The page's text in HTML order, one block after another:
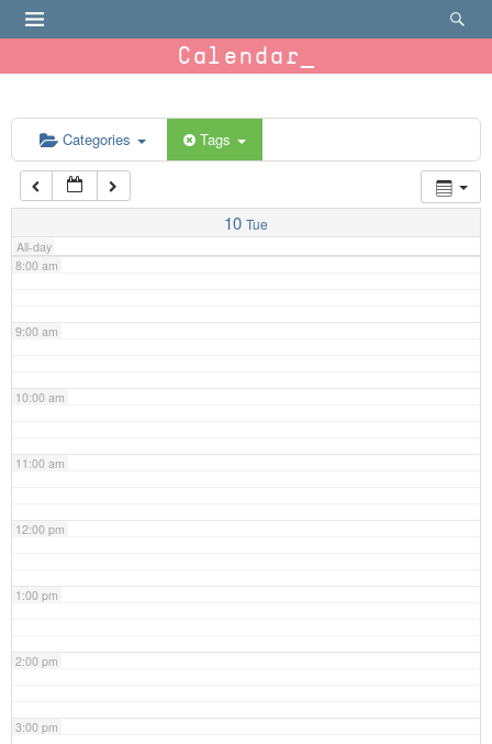
Calendar
Categories Tags
10 Tue
All-day
6:00 am
7:00 am
8:00 am
9:00 am
10:00 am
11:00 am
12:00 pm
1:00 pm
2:00 pm
3:00 pm